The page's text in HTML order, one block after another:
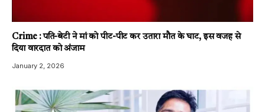
Crime : पति-बेटी ने मां को पीट-पीट कर उतारा मौत के घाट, इस वजह से
दिया वारदात को अंजाम
January 2, 2026